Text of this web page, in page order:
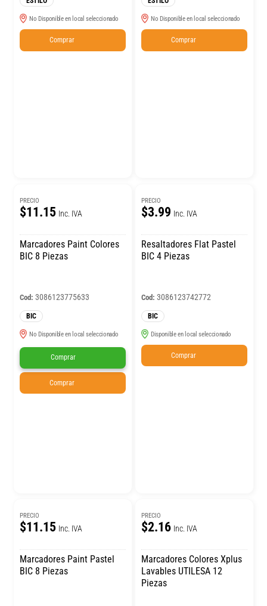
No Disponible en local seleccionado
Comprar
No Disponible en local seleccionado
Comprar
PRECIO
$11.15 Inc. IVA
Marcadores Paint Colores
BIC 8 Piezas
Cod: 3086123775633
BIC
No Disponible en local seleccionado
Comprar
Comprar
PRECIO
$3.99 Inc. IVA
Resaltadores Flat Pastel
BIC 4 Piezas
Cod: 3086123742772
BIC
Disponible en local seleccionado
Comprar
PRECIO
$11.15 Inc. IVA
Marcadores Paint Pastel
BIC 8 Piezas
PRECIO
$2.16 Inc. IVA
Marcadores Colores Xplus
Lavables UTILESA 12
Piezas